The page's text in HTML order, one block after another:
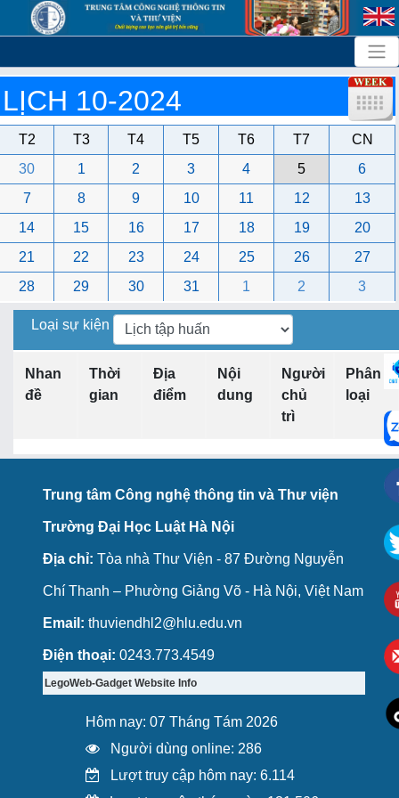
LỊCH 10-2024
T2 T3 T4 T5 T6 T7
CN
30
1 2 3 4 5
6
7
8 9 10 11 12
13
14
15 16 17 18 19
20
21
22 23 24 25 26
27
28
29 30 31 1 2 3
Loại sự kiện
Nhan
đề
Thời
gian
Địa
điểm
Nội
dung
Người
chủ
trì
Phân
loại
Trung tâm Công nghệ thông tin và Thư viện
Trường Đại Học Luật Hà Nội
Địa chỉ: Tòa nhà Thư Viện - 87 Đường Nguyễn
Chí Thanh – Phường Giảng Võ - Hà Nội, Việt Nam
Email: thuviendhl2@hlu.edu.vn
Điện thoại: 0243.773.4549
LegoWeb-Gadget Website Info
Hôm nay: 07 Tháng Tám 2026
Người dùng online: 286
Lượt truy cập hôm nay: 6.114